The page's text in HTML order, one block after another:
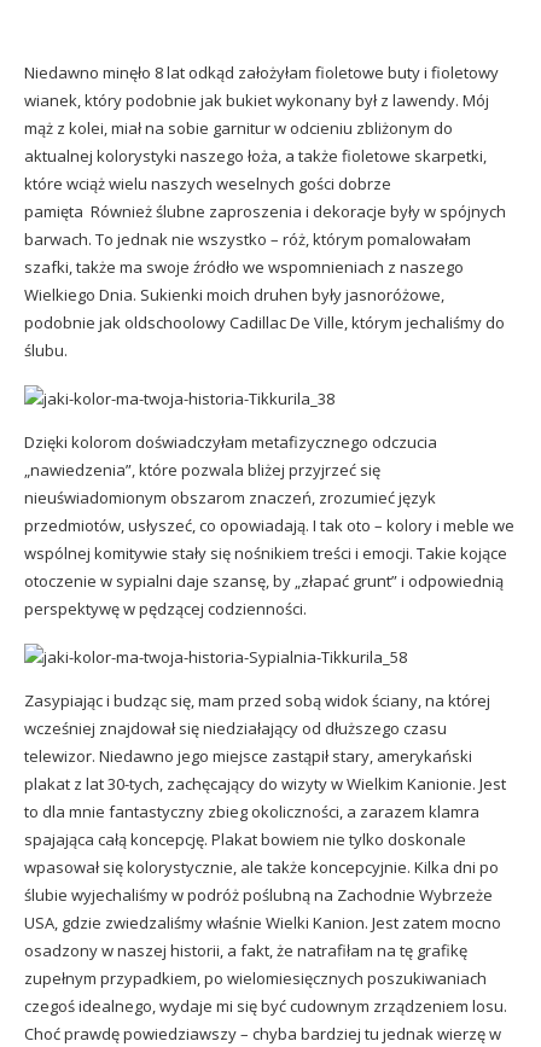
Niedawno minęło 8 lat odkąd założyłam fioletowe buty i fioletowy
wianek, który podobnie jak bukiet wykonany był z lawendy. Mój
mąż z kolei, miał na sobie garnitur w odcieniu zbliżonym do
aktualnej kolorystyki naszego łoża, a także fioletowe skarpetki,
które wciąż wielu naszych weselnych gości dobrze
pamięta Również ślubne zaproszenia i dekoracje były w spójnych
barwach. To jednak nie wszystko – róż, którym pomalowałam
szafki, także ma swoje źródło we wspomnieniach z naszego
Wielkiego Dnia. Sukienki moich druhen były jasnoróżowe,
podobnie jak oldschoolowy Cadillac De Ville, którym jechaliśmy do
ślubu.
Dzięki kolorom doświadczyłam metafizycznego odczucia
„nawiedzenia”, które pozwala bliżej przyjrzeć się
nieuświadomionym obszarom znaczeń, zrozumieć język
przedmiotów, usłyszeć, co opowiadają. I tak oto – kolory i meble we
wspólnej komitywie stały się nośnikiem treści i emocji. Takie kojące
otoczenie w sypialni daje szansę, by „złapać grunt” i odpowiednią
perspektywę w pędzącej codzienności.
Zasypiając i budząc się, mam przed sobą widok ściany, na której
wcześniej znajdował się niedziałający od dłuższego czasu
telewizor. Niedawno jego miejsce zastąpił stary, amerykański
plakat z lat 30-tych, zachęcający do wizyty w Wielkim Kanionie. Jest
to dla mnie fantastyczny zbieg okoliczności, a zarazem klamra
spajająca całą koncepcję. Plakat bowiem nie tylko doskonale
wpasował się kolorystycznie, ale także koncepcyjnie. Kilka dni po
ślubie wyjechaliśmy w podróż poślubną na Zachodnie Wybrzeże
USA, gdzie zwiedzaliśmy właśnie Wielki Kanion. Jest zatem mocno
osadzony w naszej historii, a fakt, że natrafiłam na tę grafikę
zupełnym przypadkiem, po wielomiesięcznych poszukiwaniach
czegoś idealnego, wydaje mi się być cudownym zrządzeniem losu.
Choć prawdę powiedziawszy – chyba bardziej tu jednak wierzę w